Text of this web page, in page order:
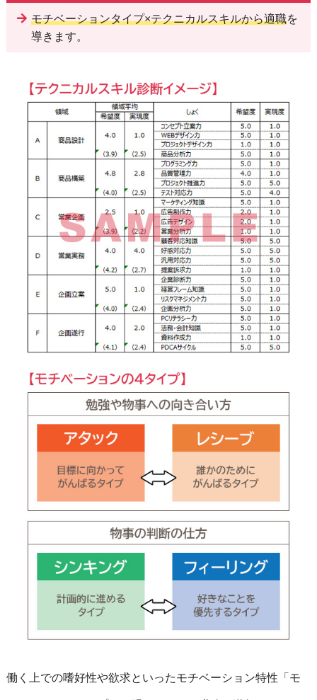
モチベーションタイプ×テクニカルスキルから適職を
導きます。
働く上での嗜好性や欲求といったモチベーション特性「モ